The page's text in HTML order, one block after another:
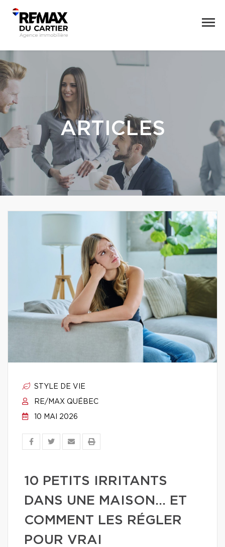
ARTICLES
STYLE DE VIE
RE/MAX QUÉBEC
10 MAI 2026
10 PETITS IRRITANTS
DANS UNE MAISON… ET
COMMENT LES RÉGLER
POUR VRAI